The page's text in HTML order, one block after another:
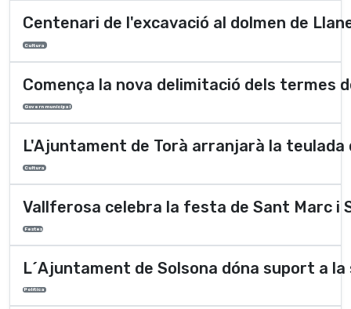
Centenari de l'excavació al dolmen de
Cultura
Comença la nova delimitació dels termes
Govern municipal
L'Ajuntament de Torà arranjarà la
Cultura
Vallferosa celebra la festa de Sant Marc i
Festes
L´Ajuntament de Solsona dóna suport a
Polí­tica